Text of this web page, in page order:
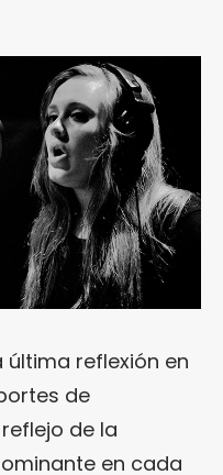
última reflexión en
de
de la
en cada